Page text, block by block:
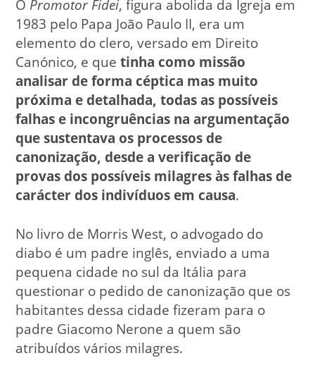
O Promotor Fidei, figura abolida da Igreja em
1983 pelo Papa João Paulo II, era um
elemento do clero, versado em Direito
Canónico, e quetinha como missão
analisar de forma céptica mas muito
próxima e detalhada, todas as possíveis
falhas e incongruências na argumentação
que sustentava os processos de
canonização, desde a verificação de
provas dos possíveis milagres às falhas de
carácter dos indivíduos em causa.
No livro de Morris West, o advogado do
diabo é um padre inglês, enviado a uma
pequena cidade no sul da Itália para
questionar o pedido de canonização que os
habitantes dessa cidade fizeram para o
padre Giacomo Nerone a quem são
atribuídos vários milagres.